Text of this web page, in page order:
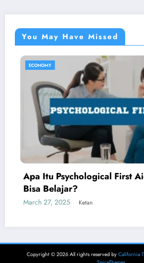
You May Have Missed
Kita
ECONOMY
Menggoda Lidah